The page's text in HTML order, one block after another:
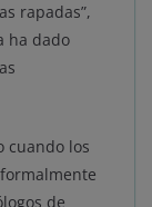
rapadas”,
ha dado
cuando los
de